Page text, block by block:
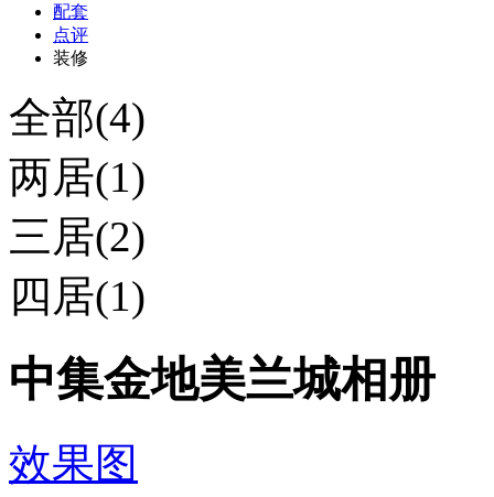
配套
点评
装修
全部(4)
两居(1)
三居(2)
四居(1)
中集金地美兰城相册
效果图